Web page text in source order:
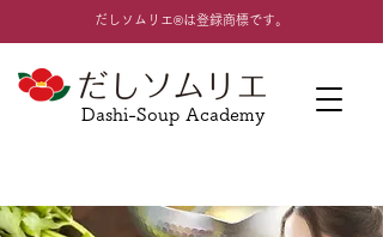
​だしソムリエ®は登録商標です。
Dashi-Soup Academy